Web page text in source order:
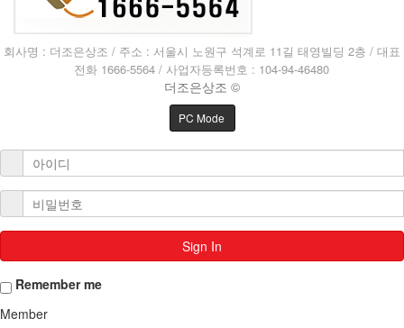
회사명 : 더조은상조 / 주소 : 서울시 노원구 석계로 11길 태영빌딩 2층 / 대표
전화 1666-5564 / 사업자등록번호 : 104-94-46480
더조은상조 ©
PC Mode
Sign In
Remember me
Member